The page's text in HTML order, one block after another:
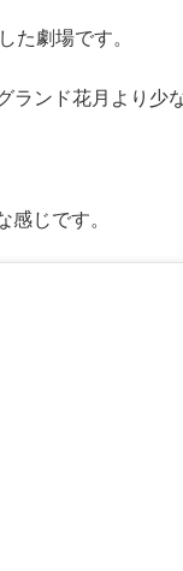
た劇場です。
ランド花月より少
感じです。